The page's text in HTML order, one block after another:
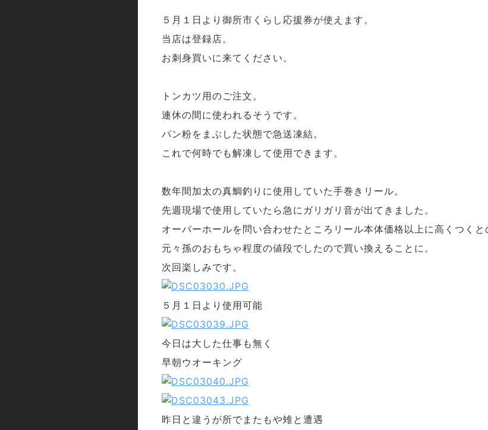
５月１日より御所市くらし応援券が使えます。
当店は登録店。
お刺身買いに来てください。
トンカツ用のご注文。
連休の間に使われるそうです。
パン粉をまぶした状態で急送凍結。
これで何時でも解凍して使用できます。
数年間加太の真鯛釣りに使用していた手巻きリール。
先週現場で使用していたら急にガリガリ音が出てきました。
オーバーホールを問い合わせたところリール本体価格以上に高くつくと
元々孫のおもちゃ程度の値段でしたので買い換えることに。
次回楽しみです。
５月１日より使用可能
今日は大した仕事も無く
早朝ウオーキング
昨日と違うが所でまたもや雉と遭遇